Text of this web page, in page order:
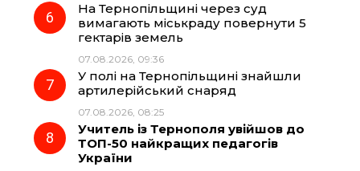
На Тернопільщині через суд
вимагають міськраду повернути 5
гектарів земель
07.08.2026, 09:36
У полі на Тернопільщині знайшли
артилерійський снаряд
07.08.2026, 08:25
Учитель із Тернополя увійшов до
ТОП-50 найкращих педагогів
України